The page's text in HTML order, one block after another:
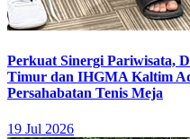
Perkuat Sinergi Pariwisata,
Timur dan IHGMA Kaltim
Persahabatan Tenis Meja
19 Jul 2026